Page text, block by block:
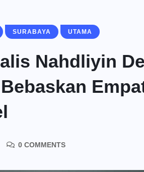
SURABAYA UTAMA
Nahdliyin
0 COMMENTS